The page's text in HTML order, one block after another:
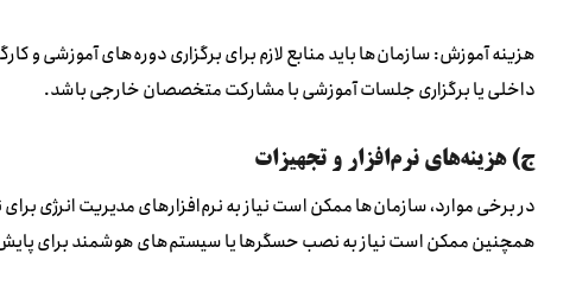
هزینه آموزش: سازمان‌ها باید منابع لازم برای برگزاری دوره‌های آموزشی
داخلی یا برگزاری جلسات آموزشی با مشارکت متخصصان خارجی باشد.
ج) هزینه‌های نرم‌افزار و تجهیزات
در برخی موارد، سازمان‌ها ممکن است نیاز به نرم‌افزارهای مدیریت انرژی
همچنین ممکن است نیاز به نصب حسگرها یا سیستم‌های هوشمند برای